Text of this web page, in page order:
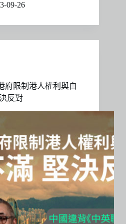
09-26
府限制港人權利與自
反對